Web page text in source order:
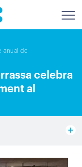
anual de
celebra
al